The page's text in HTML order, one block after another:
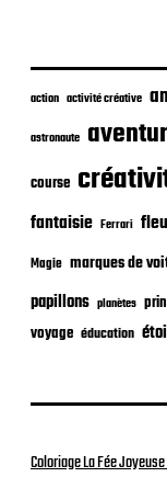
i
a
t
i
o
n
action activité créative
astronaute
course
fantaisie Ferrari
Magie marques de
papillons planètes
voyage éducation
Coloriage La Fée